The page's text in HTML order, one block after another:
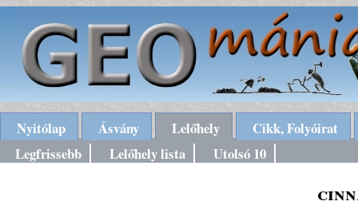
Nyitólap Ásvány Lelőhely
Cikk, Folyóirat
Legfrissebb
Lelőhely lista Utolsó 10